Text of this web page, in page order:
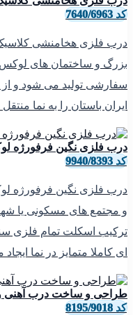
کد 7640/6963
درب فلزی هخامنشی
بزرگ و ساختمان های
سفارشی تولید می شود و
ایران باستان را به نما
درب فلزی نگین فرفورژه
کد 9940/8393
درب فلزی نگین فرفورژه
و مجتمع های مسکونی یا
ترکیب اسکلت تمام فلزی
ای کاملا متمایز در نما
طراحی و ساخت درب آهنی
کد 8195/9018